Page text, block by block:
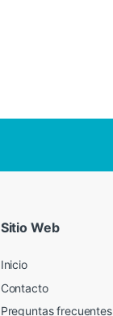
Sitio Web
Inicio
Contacto
Preguntas frecuentes